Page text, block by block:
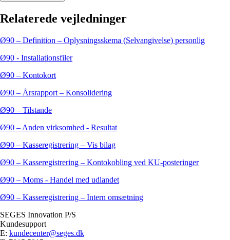
Relaterede vejledninger
Ø90 – Definition – Oplysningsskema (Selvangivelse) personlig
Ø90 - Installationsfiler
Ø90 – Kontokort
Ø90 – Årsrapport – Konsolidering
Ø90 – Tilstande
Ø90 – Anden virksomhed - Resultat
Ø90 – Kasseregistrering – Vis bilag
Ø90 – Kasseregistrering – Kontokobling ved KU-posteringer
Ø90 – Moms - Handel med udlandet
Ø90 – Kasseregistrering – Intern omsætning
SEGES Innovation P/S
Kundesupport
E: kundecenter@seges.dk